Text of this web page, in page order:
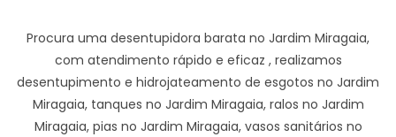
Procura uma desentupidora barata no Jardim Miragaia,
com atendimento rápido e eficaz , realizamos
desentupimento e hidrojateamento de esgotos no Jardim
Miragaia, tanques no Jardim Miragaia, ralos no Jardim
Miragaia, pias no Jardim Miragaia, vasos sanitários no